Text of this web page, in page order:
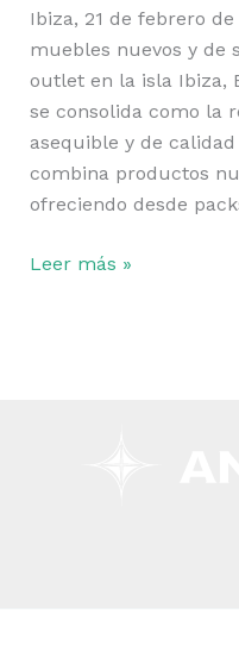
Ibiza, 21 de febrero
muebles nuevos y de
outlet en la isla Ibiza,
se consolida como la
asequible y de
combina productos
ofreciendo desde
nuevos
y
de
segunda
mano
a
precios
en
Leer más »